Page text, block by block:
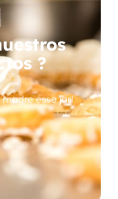
?
esse jarl